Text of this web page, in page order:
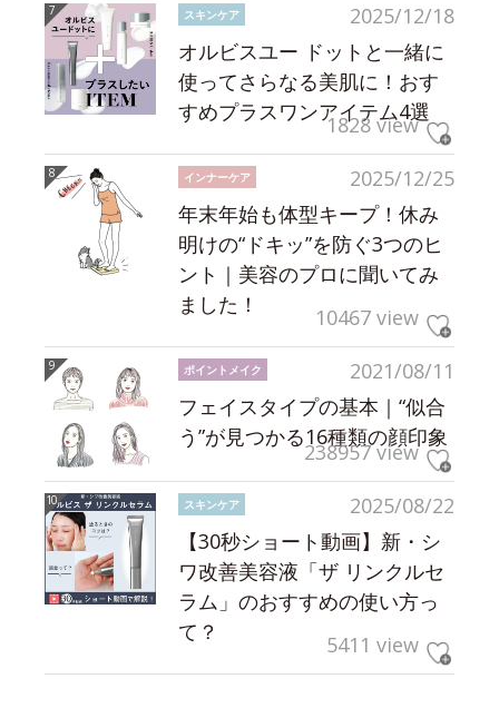
2025/12/18
スキンケア
オルビスユー ドットと一緒に
使ってさらなる美肌に！おす
すめプラスワンアイテム4選
1828 view
2025/12/25
インナーケア
年末年始も体型キープ！休み
明けの“ドキッ”を防ぐ3つのヒ
ント｜美容のプロに聞いてみ
ました！
10467 view
2021/08/11
ポイントメイク
フェイスタイプの基本｜“似合
う”が見つかる16種類の顔印象
238957 view
2025/08/22
スキンケア
【30秒ショート動画】新・シ
ワ改善美容液「ザ リンクルセ
ラム」のおすすめの使い方っ
て？
5411 view